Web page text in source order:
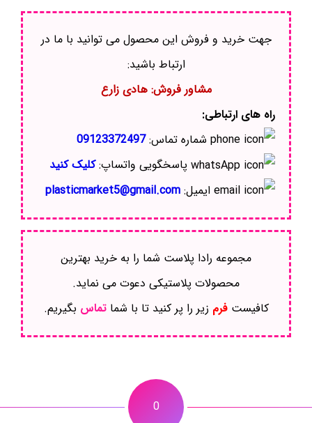
جهت خرید و فروش این محصول می توانید با ما در
ارتباط باشید:
مشاور فروش: هادی زارع
راه های ارتباطی:
شماره تماس:09123372497
پاسخگویی واتساپ:کلیک کنید
ایمیل: plasticmarket5@gmail.com
مجموعه رادا پلاست شما را به خرید بهترین
محصولات پلاستیکی دعوت می نماید.
کافیستفرم زیر را پر کنید تا با شماتماس بگیریم.
0